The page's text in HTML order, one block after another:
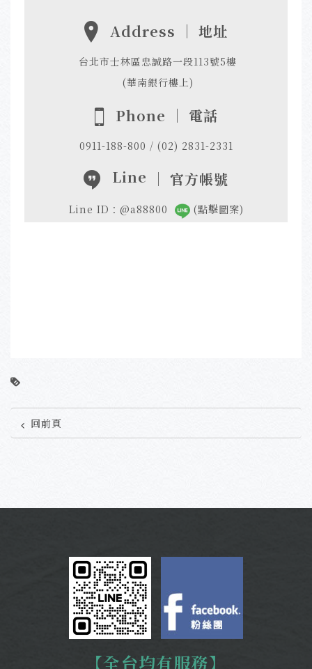
Address ｜ 地址
台北市士林區忠誠路一段113號5樓
(華南銀行樓上)
Phone ｜ 電話
0911-188-800 / (02) 2831-2331
Line ｜ 官方帳號
Line ID：@a88800 (點擊圖案)
回前頁
【全台均有服務】